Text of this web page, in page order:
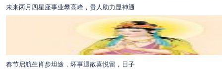
未来两月四星座事业攀高峰，贵人助力显神通
春节启航生肖步坦途，坏事退散喜悦留，日子